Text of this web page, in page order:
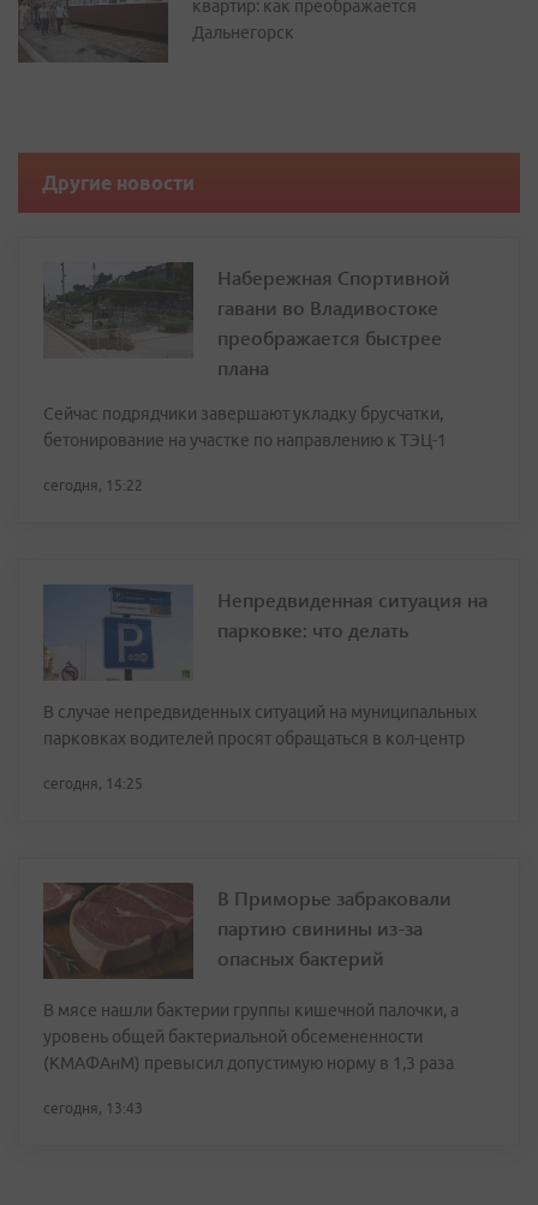
квартир: как преображается
Дальнегорск
Другие новости
Набережная Спортивной
гавани во Владивостоке
преображается быстрее
плана
Сейчас подрядчики завершают укладку брусчатки,
бетонирование на участке по направлению к ТЭЦ-1
сегодня, 15:22
Непредвиденная ситуация на
парковке: что делать
В случае непредвиденных ситуаций на муниципальных
парковках водителей просят обращаться в кол-центр
сегодня, 14:25
В Приморье забраковали
партию свинины из-за
опасных бактерий
В мясе нашли бактерии группы кишечной палочки, а
уровень общей бактериальной обсемененности
(КМАФАнМ) превысил допустимую норму в 1,3 раза
сегодня, 13:43